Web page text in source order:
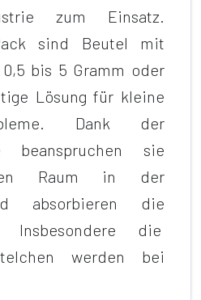
zum Einsatz.
sind Beutel mit
bis 5 Gramm oder
Lösung für kleine
Dank der
beanspruchen sie
Raum in der
absorbieren die
Insbesondere die
werden bei